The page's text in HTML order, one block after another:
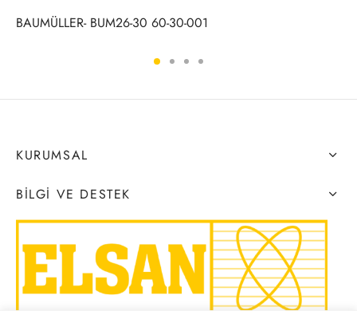
BAUMÜLLER- BUM26-30 60-30-001
KURUMSAL
BILGI VE DESTEK